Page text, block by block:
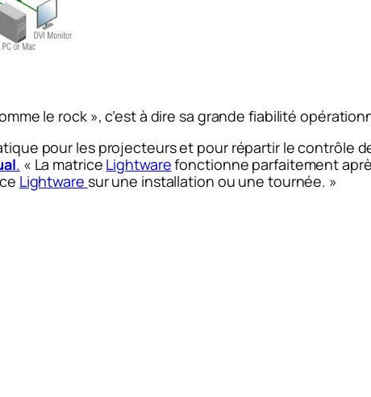
le rock », c’est à dire sa grande fiabilité
pour les projecteurs et pour répartir le contrôle
. « La matrice Lightwarefonctionne parfaitement
Lightware sur une installation ou une tournée. »